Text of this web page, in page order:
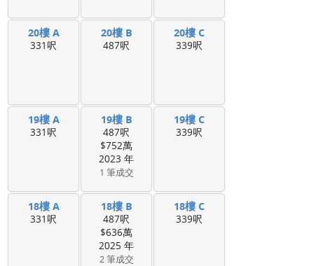
20樓 A
331呎
20樓 B
487呎
20樓 C
339呎
19樓 A
331呎
19樓 B
487呎
$752萬
2023 年
1 筆成交
19樓 C
339呎
18樓 A
331呎
18樓 B
487呎
$636萬
2025 年
2 筆成交
18樓 C
339呎